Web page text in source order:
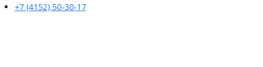
+7 (4152) 50-30-17